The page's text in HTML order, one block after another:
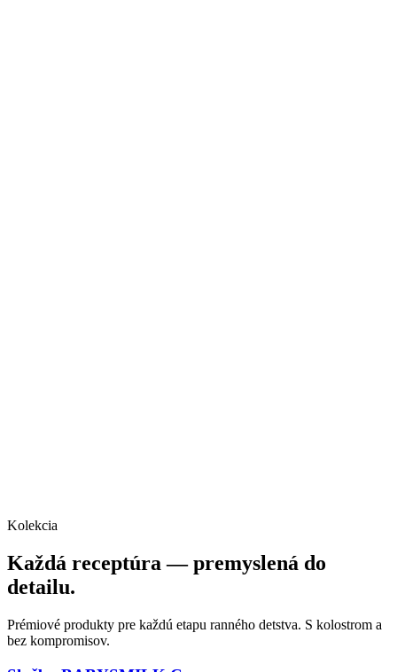
Kolekcia
Každá receptúra — premyslená do
detailu.
Prémiové produkty pre každú etapu ranného detstva. S kolostrom a
bez kompromisov.